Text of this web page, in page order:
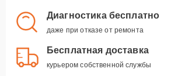
Диагностика бесплатно
даже при отказе от ремонта
Бесплатная доставка
курьером собственной службы